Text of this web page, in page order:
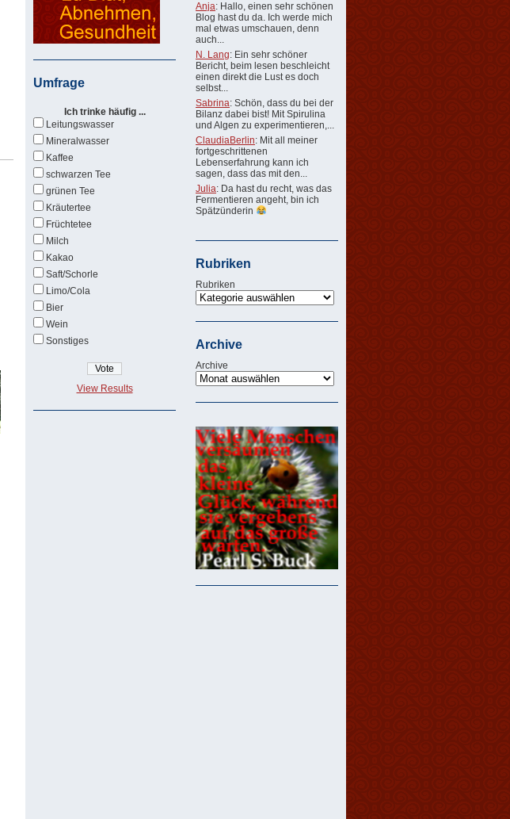
Umfrage
Ich trinke häufig ...
Leitungswasser
Mineralwasser
Kaffee
schwarzen Tee
grünen Tee
Kräutertee
Früchtetee
Milch
Kakao
Saft/Schorle
Limo/Cola
Bier
Wein
Sonstiges
View Results
Anja: Hallo, einen sehr schönen
Blog hast du da. Ich werde mich
mal etwas umschauen, denn
auch...
N. Lang: Ein sehr schöner
Bericht, beim lesen beschleicht
einen direkt die Lust es doch
selbst...
Sabrina: Schön, dass du bei der
Bilanz dabei bist! Mit Spirulina
und Algen zu experimentieren,...
ClaudiaBerlin: Mit all meiner
fortgeschrittenen
Lebenserfahrung kann ich
sagen, dass das mit den...
Julia: Da hast du recht, was das
Fermentieren angeht, bin ich
Spätzünderin
Rubriken
Rubriken
Archive
Archive